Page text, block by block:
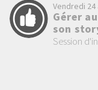
Vendredi
Gérer
son
Session